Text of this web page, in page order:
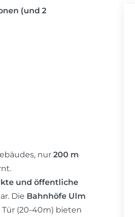
(und 2
nur 200 m
und öffentliche
Die Bahnhöfe Ulm
(20-40m) bieten